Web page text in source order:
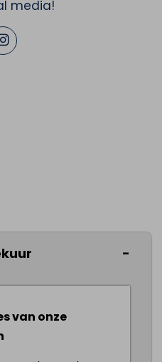
media!
van onze